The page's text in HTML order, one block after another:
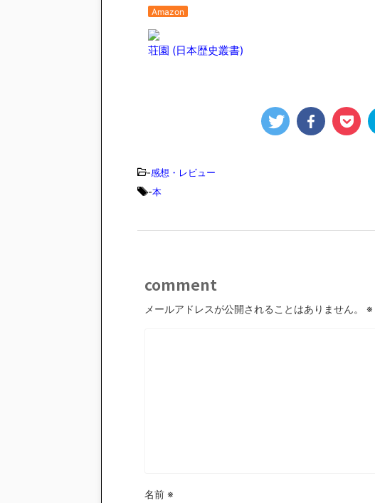
Amazon
荘園 (日本歴史叢書)
-感想・レビュー
-本
comment
メールアドレスが公開されることはありません。 ※
名前 ※